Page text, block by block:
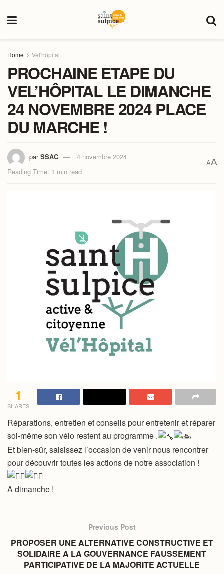
Home Vel'hôpital
PROCHAINE ETAPE DU
VEL’HÔPITAL LE DIMANCHE
24 NOVEMBRE 2024 PLACE
DU MARCHE !
par SSAC
4 novembre 2024
Reading Time: 1 min read
AA
1
SHARES
Réparations, entretien et conseils pour entretenir et réparer
soi-même son vélo restent au programme .
Et bien-sûr, saisissez l’occasion de venir nous rencontrer
pour découvrir toutes les actions de notre association !
A dimanche !
Previous Post
PROPOSER UNE ALTERNATIVE CONSTRUCTIVE ET
SOLIDAIRE A LA GOUVERNANCE FAUSSEMENT
PARTICIPATIVE DE LA MAJORITE ACTUELLE